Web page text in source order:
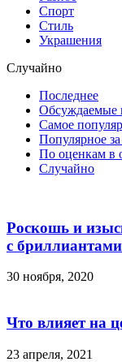
Спорт
Стиль
Украшения
Случайно
Последнее
Обсуждаемые
Самое
Популярное
По оценкам в
Случайно
Роскошь и
с бриллиантами
30 ноября, 2020
Что влияет на
23 апреля, 2021